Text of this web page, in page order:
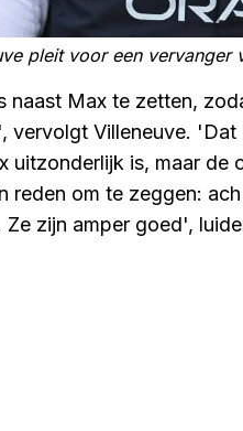
pleit voor een vervanger
naast Max te zetten,
Villeneuve.
uitzonderlijk is, maar de
reden om te zeggen:
zijn amper goed',